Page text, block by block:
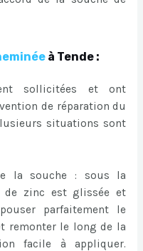
à Tende :
sollicitées et ont
de réparation du
situations sont
la souche : sous la
de zinc est glissée et
parfaitement le
remonter le long de la
facile à appliquer.